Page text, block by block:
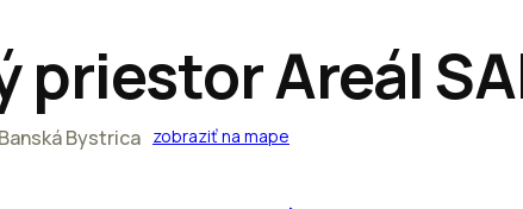
priestor Areál
Bystrica zobraziť na mape